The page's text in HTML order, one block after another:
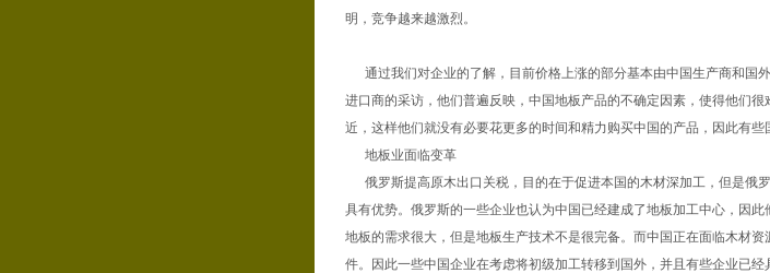
明，竞争越来越激烈。
通过我们对企业的了解，目前价格上涨的部分基本由中国生产商和国
进口商的采访，他们普遍反映，中国地板产品的不确定因素，使得他们
近，这样他们就没有必要花更多的时间和精力购买中国的产品，因此有些
地板业面临变革
俄罗斯提高原木出口关税，目的在于促进本国的木材深加工，但是俄
具有优势。俄罗斯的一些企业也认为中国已经建成了地板加工中心，因
地板的需求很大，但是地板生产技术不是很完备。而中国正在面临木材
件。因此一些中国企业在考虑将初级加工转移到国外，并且有些企业已经